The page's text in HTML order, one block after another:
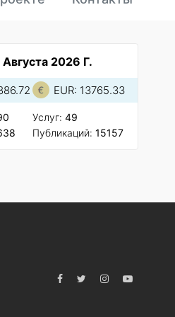
2026 Г.
EUR: 13765.33
Услуг: 49
Публикаций: 15157